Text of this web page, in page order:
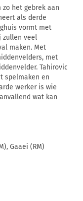
zo het gebrek aan
als derde
vormt met
zullen veel
maken. Met
met
Tahirovic
spelmaken en
werker is wie
wat kan
Gaaei (RM)